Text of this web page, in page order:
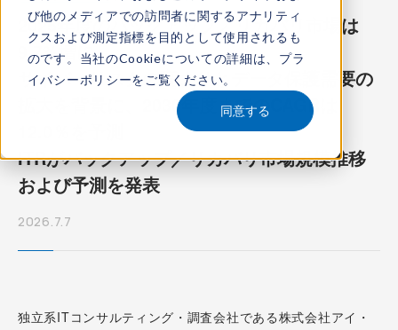
び他のメディアでの訪問者に関するアナリティ
クスおよび測定指標を目的として使用されるも
のです。当社のCookieについての詳細は、 プラ
イバシーポリシーをご覧ください。
同意する
2025年度のバックアップ／リカバリ市場は
9.7%増に
サイバーリスクの高まりとデータ保護需要の
拡大を背景に、2030年度までのCAGRは
ITRがバックアップ／リカバリ市場規模推移
および予測を発表
2026.7.7
独立系ITコンサルティング・調査会社である株式会社アイ・